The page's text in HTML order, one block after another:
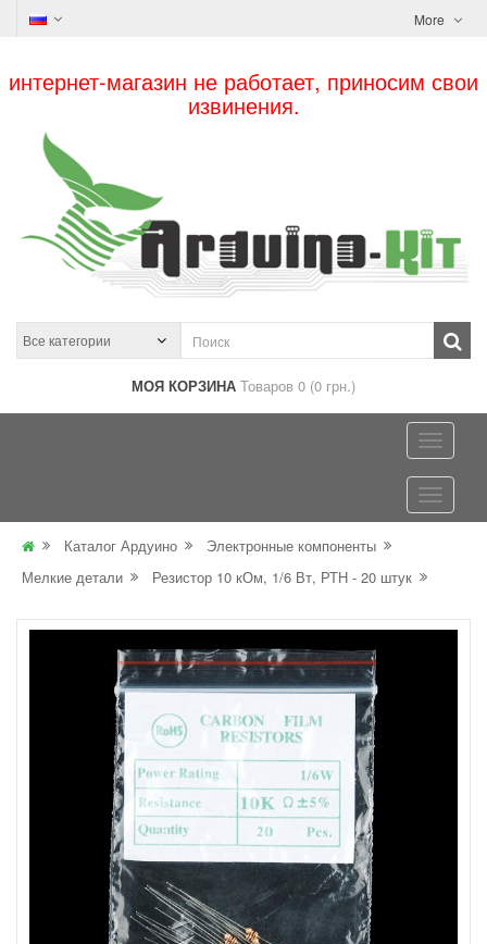
More
интернет-магазин не работает, приносим свои
извинения.
МОЯ КОРЗИНА Товаров 0 (0 грн.)
Каталог Ардуино
Электронные компоненты
Мелкие детали
Резистор 10 кОм, 1/6 Вт, РТН - 20 штук